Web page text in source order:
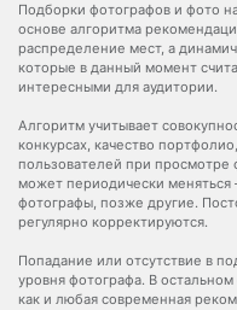
Подборки фотографов и фото
основе алгоритма
распределение мест, а
которые в данный момент
интересными для аудитории.
Алгоритм учитывает
конкурсах, качество
пользователей при просмотре
может периодически
фотографы, позже другие.
регулярно корректируются.
Попадание или отсутствие в
уровня фотографа. В
как и любая современная